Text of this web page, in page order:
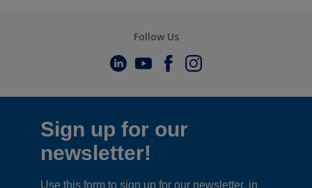
Follow Us